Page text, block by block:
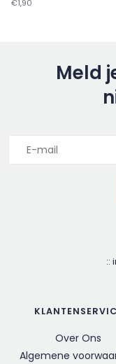
€1,90
Meld
::
Over Ons
Algemene